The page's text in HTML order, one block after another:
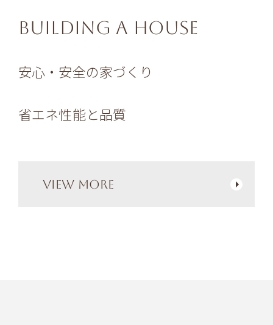
building a house
安心・安全の家づくり
省エネ性能と品質
VIEW MORE